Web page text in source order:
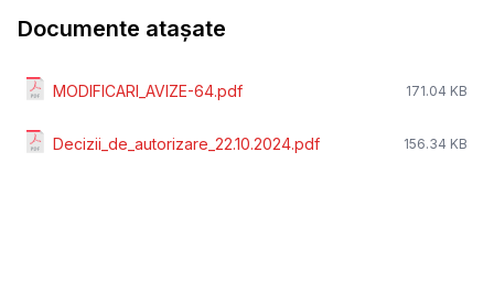
Documente atașate
MODIFICARI_AVIZE-64.pdf 171.04 KB
Decizii_de_autorizare_22.10.2024.pdf 156.34 KB